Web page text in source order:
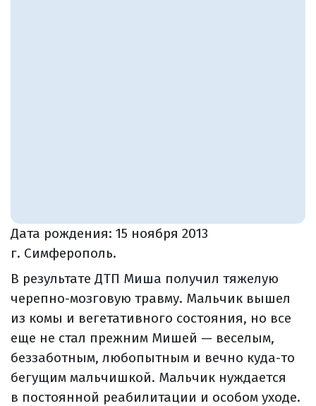
Дата рождения: 15 ноября 2013
г. Симферополь.
В результате ДТП Миша получил тяжелую
черепно-мозговую травму. Мальчик вышел
из комы и вегетативного состояния, но все
еще не стал прежним Мишей — веселым,
беззаботным, любопытным и вечно куда-то
бегущим мальчишкой. Мальчик нуждается
в постоянной реабилитации и особом уходе.